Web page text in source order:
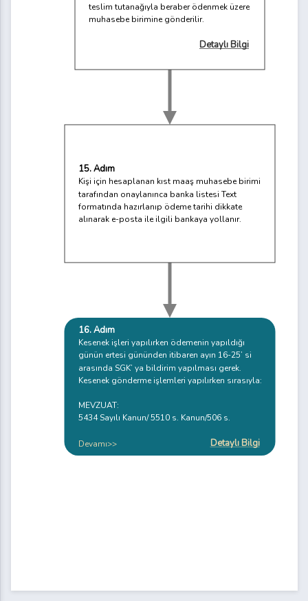
teslim tutanağıyla beraber ödenmek üzere
muhasebe birimine gönderilir.
Detaylı Bilgi
15. Adım
Kişi için hesaplanan kıst maaş muhasebe birimi
tarafından onaylanınca banka listesi Text
formatında hazırlanıp ödeme tarihi dikkate
alınarak e-posta ile ilgili bankaya yollanır.
16. Adım
Kesenek işleri yapılırken ödemenin yapıldığı
günün ertesi gününden itibaren ayın 16-25’ si
arasında SGK’ ya bildirim yapılması gerek.
Kesenek gönderme işlemleri yapılırken sırasıyla:
MEVZUAT:
5434 Sayılı Kanun/ 5510 s. Kanun/506 s.
Detaylı Bilgi
Devamı>>